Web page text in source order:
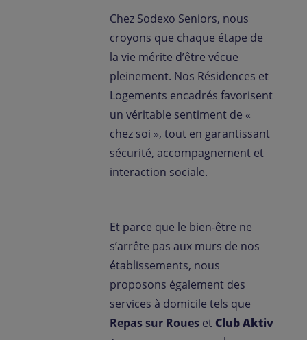
Chez Sodexo Seniors, nous
croyons que chaque étape de
la vie mérite d’être vécue
pleinement. Nos Résidences et
Logements encadrés favorisent
un véritable sentiment de «
chez soi », tout en garantissant
sécurité, accompagnement et
interaction sociale.
Et parce que le bien-être ne
s’arrête pas aux murs de nos
établissements, nous
proposons également des
services à domicile tels que
Repas sur Roues et Club Aktiv